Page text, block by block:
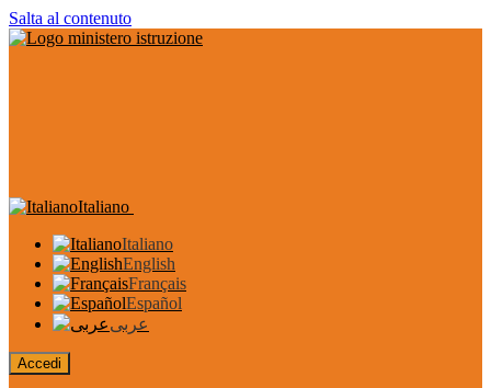
Salta al contenuto
Italiano
Italiano
English
Français
Español
عربى
Accedi